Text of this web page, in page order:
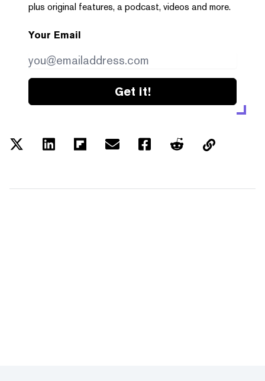
plus original features, a podcast, videos and more.
Your Email
Get it!